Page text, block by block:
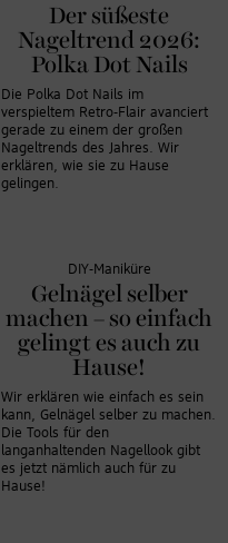
Der süßeste
Nageltrend 2026:
Polka Dot Nails
Die Polka Dot Nails im
verspieltem Retro-Flair avanciert
gerade zu einem der großen
Nageltrends des Jahres. Wir
erklären, wie sie zu Hause
gelingen.
DIY-Maniküre
Gelnägel selber
machen – so einfach
gelingt es auch zu
Hause!
Wir erklären wie einfach es sein
kann, Gelnägel selber zu machen.
Die Tools für den
langanhaltenden Nagellook gibt
es jetzt nämlich auch für zu
Hause!